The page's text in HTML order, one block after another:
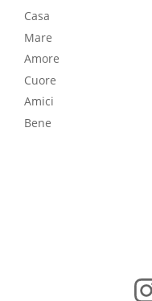
Casa
Mare
Amore
Cuore
Amici
Bene